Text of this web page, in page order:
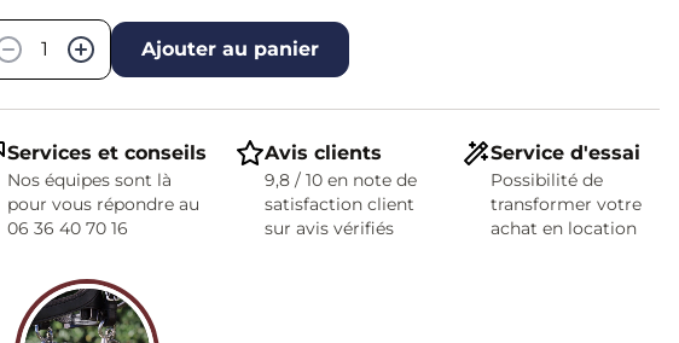
−
+ Ajouter au panier
Services et conseils
Nos équipes sont là
pour vous répondre au
06 36 40 70 16
Avis clients
9,8 / 10 en note de
satisfaction client
sur avis vérifiés
Service d'essai
Possibilité de
transformer votre
achat en location